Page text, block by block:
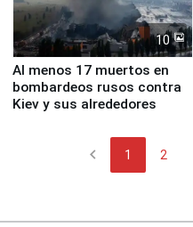
10
Al menos 17 muertos en
bombardeos rusos contra
Kiev y sus alrededores
chevron_left 1 2